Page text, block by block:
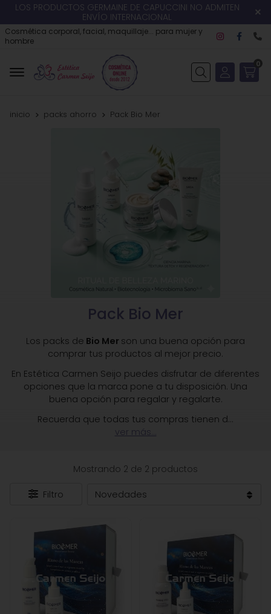
LOS PRODUCTOS GERMAINE DE CAPUCCINI NO ADMITEN
ENVÍO INTERNACIONAL
Cosmética corporal, facial, maquillaje... para mujer y
hombre
Buscar
0
inicio packs ahorro Pack Bio Mer
Pack Bio Mer
Los packs de Bio Mer son una buena opción para
comprar tus productos al mejor precio.
En Estética Carmen Seijo puedes disfrutar de diferentes
opciones que la marca pone a tu disposición. Una
buena opción para regalar y regalarte.
Recuerda que todas tus compras tienen d...
ver más...
Mostrando 2 de 2 productos
Filtro